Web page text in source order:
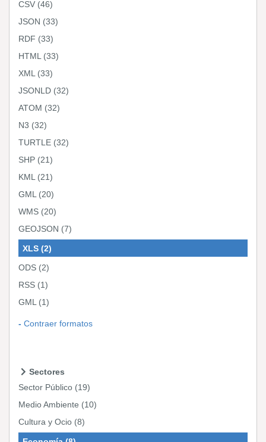
CSV (46)
JSON (33)
RDF (33)
HTML (33)
XML (33)
JSONLD (32)
ATOM (32)
N3 (32)
TURTLE (32)
SHP (21)
KML (21)
GML (20)
WMS (20)
GEOJSON (7)
XLS (2)
ODS (2)
RSS (1)
GML (1)
Contraer formatos
Sectores
Sector Público (19)
Medio Ambiente (10)
Cultura y Ocio (8)